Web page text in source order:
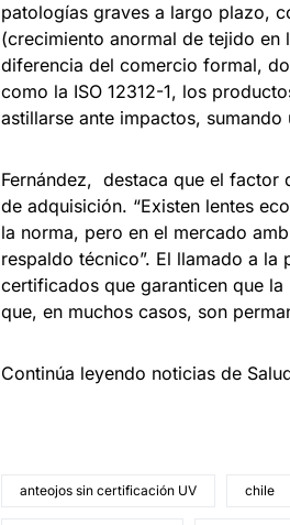
patologías graves a largo plazo,
(crecimiento anormal de tejido
diferencia del comercio formal,
como la ISO 12312-1, los
astillarse ante impactos,
Fernández, destaca que el factor
de adquisición. “Existen lentes
la norma, pero en el mercado
respaldo técnico”. El llamado a
certificados que garanticen que
que, en muchos casos, son
Continúa leyendo noticias de
anteojos sin certificación UV chile